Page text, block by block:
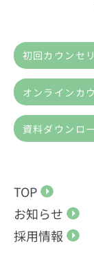
初回カウンセ
オンラインカ
資料ダウンロ
TOP
お知らせ
採用情報